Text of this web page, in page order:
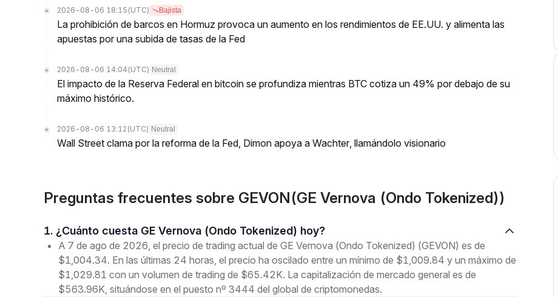
2026-08-06 18:15 (UTC) Bajista
La prohibición de barcos en Hormuz provoca un aumento en los rendimientos de EE.UU. y alimenta las
apuestas por una subida de tasas de la Fed
2026-08-06 14:04 (UTC) Neutral
El impacto de la Reserva Federal en bitcoin se profundiza mientras BTC cotiza un 49% por debajo de su
máximo histórico.
2026-08-06 13:12 (UTC) Neutral
Wall Street clama por la reforma de la Fed, Dimon apoya a Wachter, llamándolo visionario
Preguntas frecuentes sobre GEVON(GE Vernova (Ondo Tokenized))
1. ¿Cuánto cuesta GE Vernova (Ondo Tokenized) hoy?
A 7 de ago de 2026, el precio de trading actual de GE Vernova (Ondo Tokenized) (GEVON) es de
$1,004.34. En las últimas 24 horas, el precio ha oscilado entre un mínimo de $1,009.84 y un máximo de
$1,029.81 con un volumen de trading de $65.42K. La capitalización de mercado general es de
$563.96K, situándose en el puesto nº 3444 del global de criptomonedas.